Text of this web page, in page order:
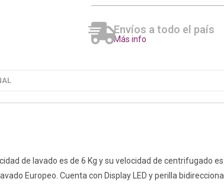
Envíos a todo el país
Más info
de lavado es de 6 Kg y su velocidad de centrifugado
Europeo. Cuenta con Display LED y perilla